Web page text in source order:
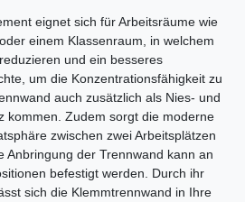
eignet sich für Arbeitsräume wie
einem Klassenraum, in welchem
und ein besseres
um die Konzentrationsfähigkeit zu
auch zusätzlich als Nies- und
kommen. Zudem sorgt die moderne
zwischen zwei Arbeitsplätzen
Anbringung der Trennwand kann an
befestigt werden. Durch ihr
sich die Klemmtrennwand in Ihre